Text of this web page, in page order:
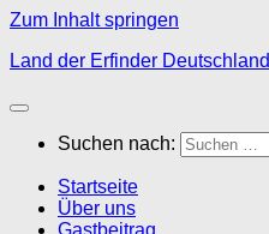
Zum Inhalt springen
Land der Erfinder Deutschland
Suchen nach:
Startseite
Über uns
Gastbeitrag